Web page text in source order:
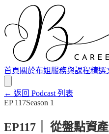
首頁 關於布姐 服務與課程精選
← 返回 Podcast 列表
EP 117Season 1
EP117｜ 從盤點資